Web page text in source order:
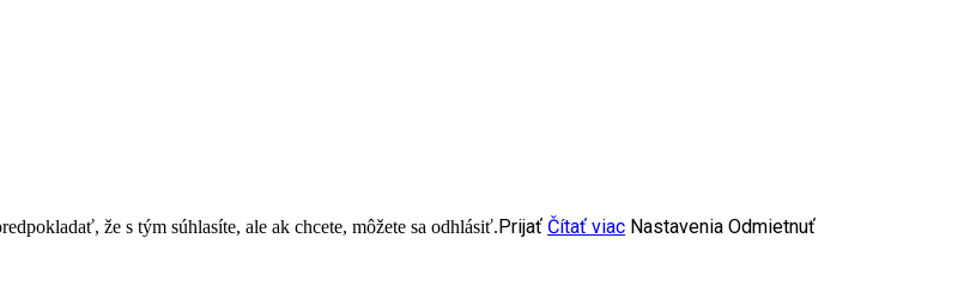
že s tým súhlasíte, ale ak chcete, môžete sa odhlásiť.Prijať Čítať viac Nastavenia Odmietnuť